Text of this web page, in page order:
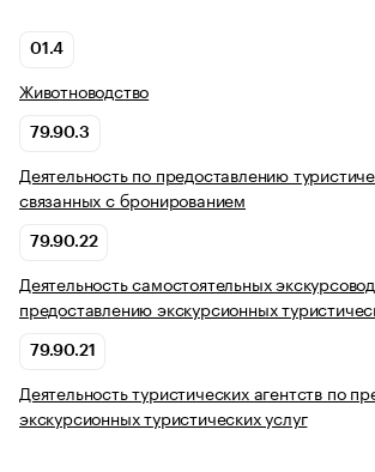
01.4
Животноводство
79.90.3
Деятельность по предоставлению
связанных с бронированием
79.90.22
Деятельность самостоятельных
предоставлению экскурсионных
79.90.21
Деятельность туристических агентств по
экскурсионных туристических услуг